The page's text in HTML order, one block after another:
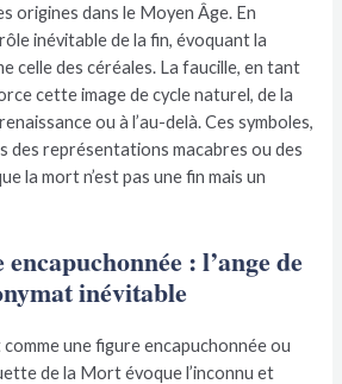
origines dans le Moyen Âge. En
inévitable de la fin, évoquant la
celle des céréales. La faucille, en tant
cette image de cycle naturel, de la
ou à l’au-delà. Ces symboles,
des représentations macabres ou des
la mort n’est pas une fin mais un
: l’ange de
inévitable
une figure encapuchonnée ou
de la Mort évoque l’inconnu et